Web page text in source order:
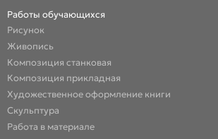
Работы обучающихся
Рисунок
Живопись
Композиция станковая
Композиция прикладная
Художественное оформление книги
Скульптура
Работа в материале